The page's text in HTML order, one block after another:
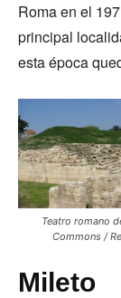
Roma en el
principal
esta época
Teatro romano
Commons /
Mileto